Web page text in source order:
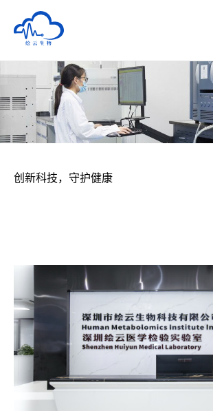
深圳市绘云生物科技有限公司
创新科技，守护健康